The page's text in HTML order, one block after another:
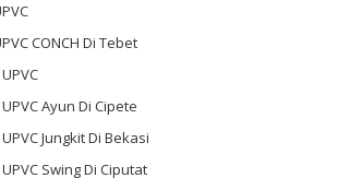
CONCH Di Tebet
Ayun Di Cipete
Jungkit Di Bekasi
Swing Di Ciputat